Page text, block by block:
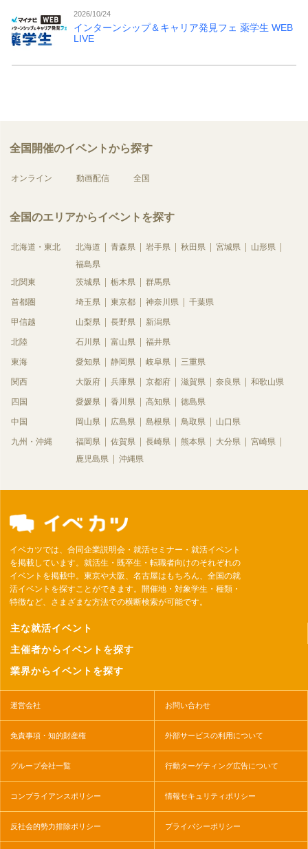
2026/10/24
インターンシップ＆キャリア発見フェ 薬学生 WEB
LIVE
全国開催のイベントから探す
オンライン 動画配信 全国
全国のエリアからイベントを探す
北海道・東北 北海道 青森県 岩手県 秋田県 宮城県
山形県
福島県
北関東
茨城県 栃木県 群馬県
首都圏 埼玉県 東京都 神奈川県 千葉県
甲信越 山梨県 長野県 新潟県
北陸 石川県 富山県 福井県
東海 愛知県 静岡県 岐阜県 三重県
関西 大阪府 兵庫県 京都府 滋賀県 奈良県 和歌山県
四国 愛媛県 香川県 高知県 徳島県
中国 岡山県 広島県 島根県 鳥取県 山口県
九州・沖縄 福岡県 佐賀県 長崎県 熊本県 大分県
宮崎県
鹿児島県
沖縄県
イベカツでは、合同企業説明会・就活セミナー・就活イベント
を掲載しています。就活生・既卒生・転職者向けのそれぞれの
イベントを掲載中。東京や大阪、名古屋はもちろん、全国の就
活イベントを探すことができます。開催地・対象学生・種類・
特徴など、さまざまな方法での横断検索が可能です。
主な就活イベント
主催者からイベントを探す
業界からイベントを探す
運営会社 お問い合わせ
免責事項・知的財産権 外部サービスの利用について
グループ会社一覧 行動ターゲティング広告について
コンプライアンスポリシー 情報セキュリティポリシー
反社会的勢力排除ポリシー プライバシーポリシー